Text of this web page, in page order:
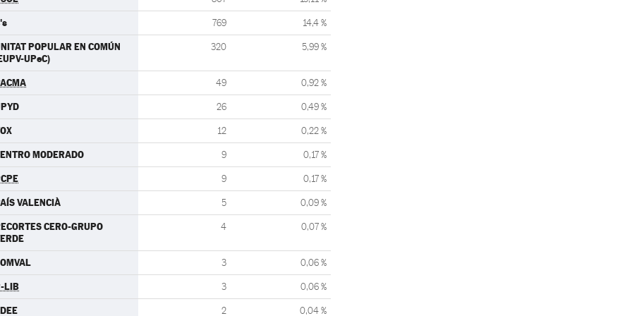
769 14,4 %
POPULAR EN COMÚN
UPeC)
320 5,99 %
49 0,92 %
26 0,49 %
12 0,22 %
MODERADO 9 0,17 %
9 0,17 %
VALENCIÀ 5 0,09 %
CERO-GRUPO
4 0,07 %
3 0,06 %
LIB 3 0,06 %
2 0,04 %